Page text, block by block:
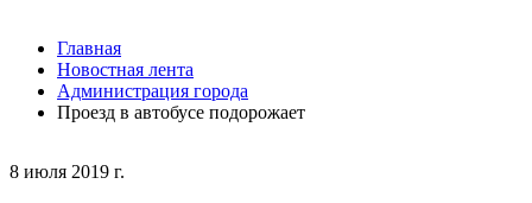
8 июля 2019 г.
Главная
Новостная лента
Администрация города
Проезд в автобусе подорожает